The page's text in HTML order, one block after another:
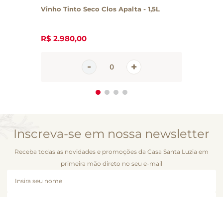
Vinho Tinto Seco Clos Apalta - 1,5L
R$ 2.980,00
Inscreva-se em nossa newsletter
Receba todas as novidades e promoções da Casa Santa Luzia em
primeira mão direto no seu e-mail